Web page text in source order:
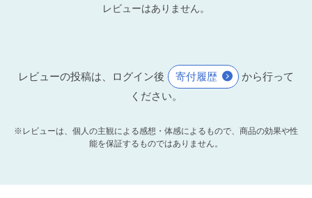
レビューはありません。
レビューの投稿は、ログイン後 寄付履歴
から行って
ください。
※レビューは、個人の主観による感想・体感によるもので、商品の効果や性
能を保証するものではありません。